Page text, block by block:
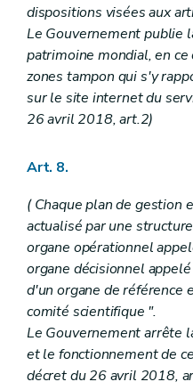
Chapitre XVII Du
Art. 393
Art. 394
Art. 395
Art. 396
Art. 397
Art. 398
Art. 399
Art. 404
Art. 405
Chapitre XVIIbis
Art. 406 à 413
Chapitre XVIIter
Art. 414
Art. 415
Art. 415/1
Art. 415/2
Art. 415/3
Art. 415/4
dispositions visées aux
Le Gouvernement publie
patrimoine mondial, en
zones tampon qui s'y
sur le site internet du
26 avril 2018, art.2)
Art. 8.
( Chaque plan de gestion
actualisé par une
organe opérationnel
organe décisionnel
d'un organe de référence
comité scientifique ".
Le Gouvernement arrête
et le fonctionnement de
décret du 26 avril 2018,